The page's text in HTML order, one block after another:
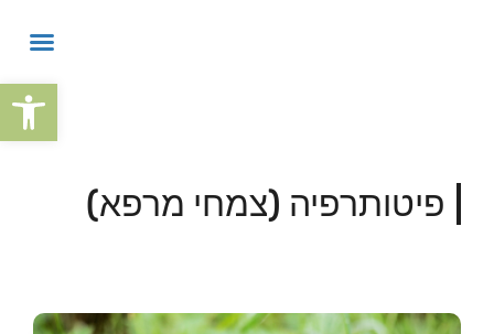
פיטותרפיה (צמחי מרפא)